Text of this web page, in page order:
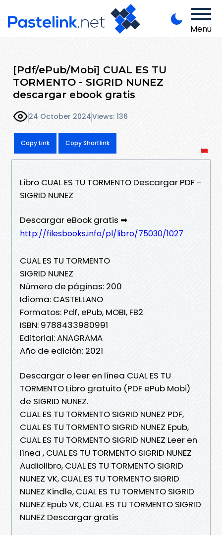
Menu
[Pdf/ePub/Mobi] CUAL ES TU
TORMENTO - SIGRID NUNEZ
descargar ebook gratis
24 October 2024Views: 136
Copy Link Copy Shortlink
Libro CUAL ES TU TORMENTO Descargar PDF -
SIGRID NUNEZ
Descargar eBook gratis ➡
http://filesbooks.info/pl/libro/75030/1027
CUAL ES TU TORMENTO
SIGRID NUNEZ
Número de páginas: 200
Idioma: CASTELLANO
Formatos: Pdf, ePub, MOBI, FB2
ISBN: 9788433980991
Editorial: ANAGRAMA
Año de edición: 2021
Descargar o leer en línea CUAL ES TU
TORMENTO Libro gratuito (PDF ePub Mobi)
de SIGRID NUNEZ.
CUAL ES TU TORMENTO SIGRID NUNEZ PDF,
CUAL ES TU TORMENTO SIGRID NUNEZ Epub,
CUAL ES TU TORMENTO SIGRID NUNEZ Leer en
línea , CUAL ES TU TORMENTO SIGRID NUNEZ
Audiolibro, CUAL ES TU TORMENTO SIGRID
NUNEZ VK, CUAL ES TU TORMENTO SIGRID
NUNEZ Kindle, CUAL ES TU TORMENTO SIGRID
NUNEZ Epub VK, CUAL ES TU TORMENTO SIGRID
NUNEZ Descargar gratis